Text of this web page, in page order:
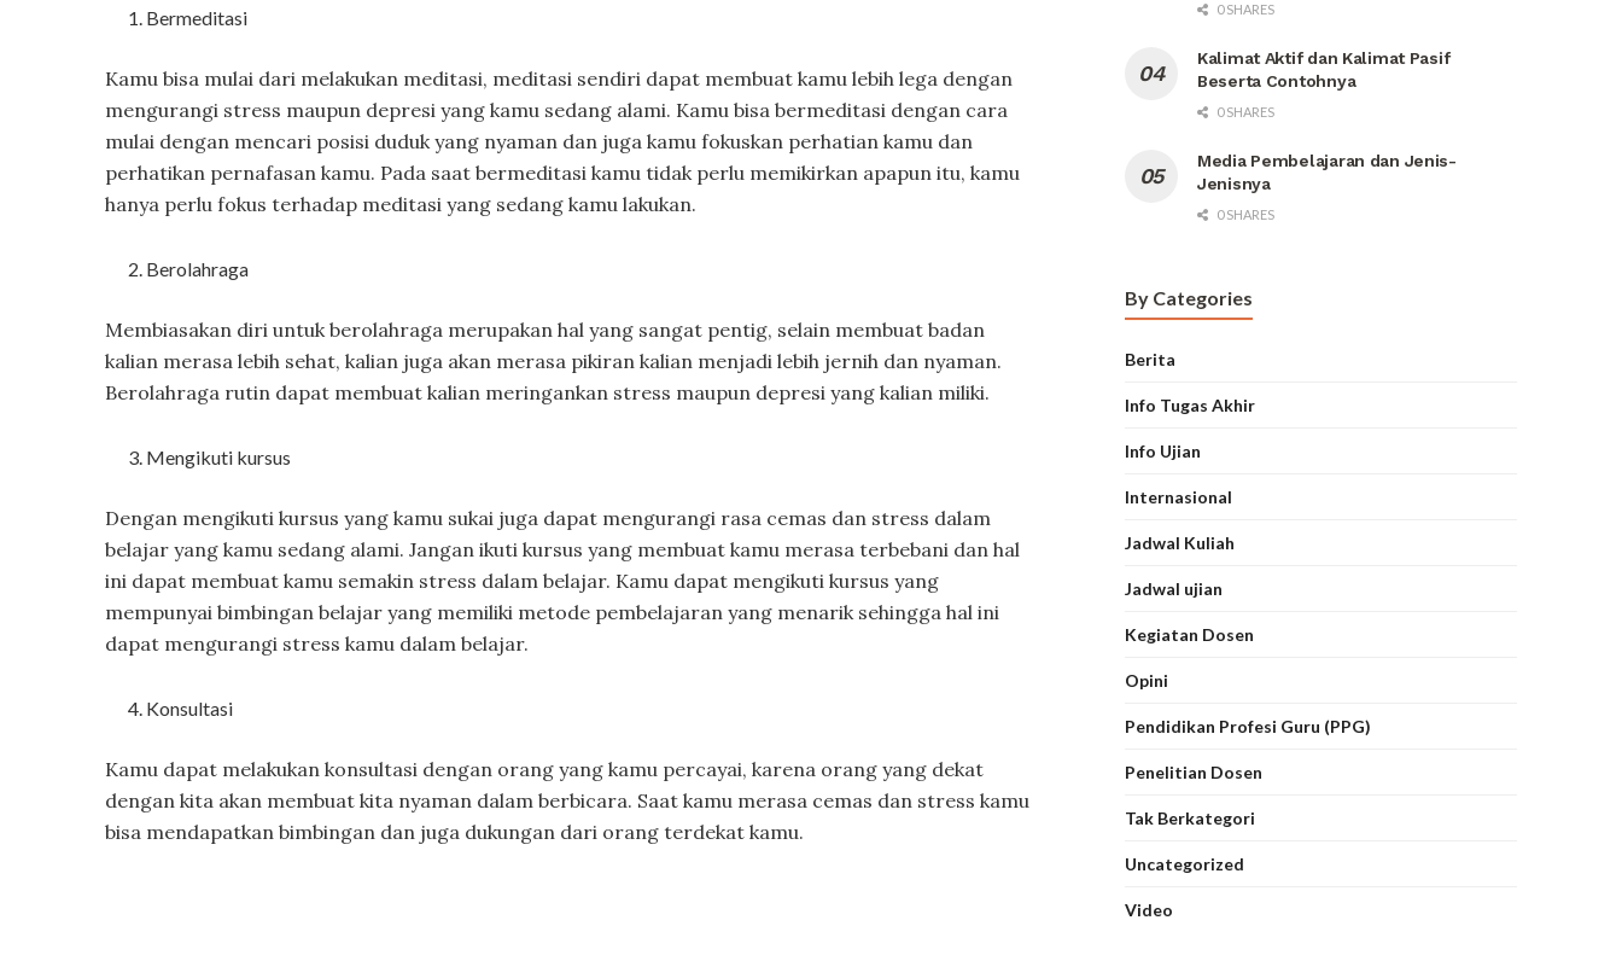
Bermeditasi
Kamu bisa mulai dari melakukan meditasi, meditasi sendiri dapat membuat kamu lebih lega dengan
mengurangi stress maupun depresi yang kamu sedang alami. Kamu bisa bermeditasi dengan cara
mulai dengan mencari posisi duduk yang nyaman dan juga kamu fokuskan perhatian kamu dan
perhatikan pernafasan kamu. Pada saat bermeditasi kamu tidak perlu memikirkan apapun itu, kamu
hanya perlu fokus terhadap meditasi yang sedang kamu lakukan.
Berolahraga
Membiasakan diri untuk berolahraga merupakan hal yang sangat pentig, selain membuat badan
kalian merasa lebih sehat, kalian juga akan merasa pikiran kalian menjadi lebih jernih dan nyaman.
Berolahraga rutin dapat membuat kalian meringankan stress maupun depresi yang kalian miliki.
Mengikuti kursus
Dengan mengikuti kursus yang kamu sukai juga dapat mengurangi rasa cemas dan stress dalam
belajar yang kamu sedang alami. Jangan ikuti kursus yang membuat kamu merasa terbebani dan hal
ini dapat membuat kamu semakin stress dalam belajar. Kamu dapat mengikuti kursus yang
mempunyai bimbingan belajar yang memiliki metode pembelajaran yang menarik sehingga hal ini
dapat mengurangi stress kamu dalam belajar.
Konsultasi
Kamu dapat melakukan konsultasi dengan orang yang kamu percayai, karena orang yang dekat
dengan kita akan membuat kita nyaman dalam berbicara. Saat kamu merasa cemas dan stress kamu
bisa mendapatkan bimbingan dan juga dukungan dari orang terdekat kamu.
0 SHARES
Kalimat Aktif dan Kalimat Pasif
Beserta Contohnya
0 SHARES
Media Pembelajaran dan Jenis-
Jenisnya
0 SHARES
By Categories
Berita
Info Tugas Akhir
Info Ujian
Internasional
Jadwal Kuliah
Jadwal ujian
Kegiatan Dosen
Opini
Pendidikan Profesi Guru (PPG)
Penelitian Dosen
Tak Berkategori
Uncategorized
Video